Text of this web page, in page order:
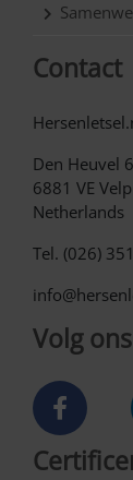
Contact
Den Heuvel
6881 VE Velp
Netherlands
Tel. (026)
Volg ons